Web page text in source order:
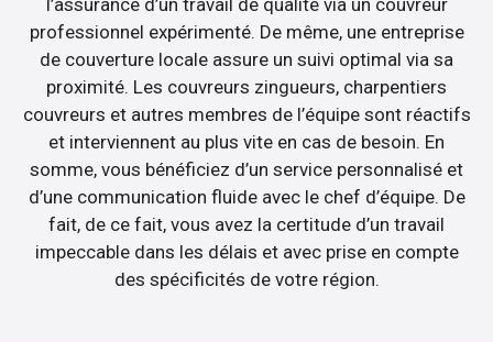
l’assurance d’un travail de qualité via un couvreur
professionnel expérimenté. De même, une entreprise
de couverture locale assure un suivi optimal via sa
proximité. Les couvreurs zingueurs, charpentiers
couvreurs et autres membres de l’équipe sont réactifs
et interviennent au plus vite en cas de besoin. En
somme, vous bénéficiez d’un service personnalisé et
d’une communication fluide avec le chef d’équipe. De
fait, de ce fait, vous avez la certitude d’un travail
impeccable dans les délais et avec prise en compte
des spécificités de votre région.